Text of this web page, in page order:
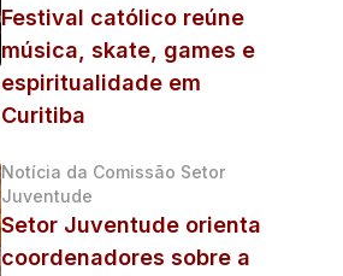
Festival católico reúne
música, skate, games e
espiritualidade em
Curitiba
Notícia da Comissão Setor
Juventude
Setor Juventude orienta
coordenadores sobre a